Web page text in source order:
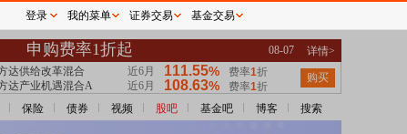
保险 债券 视频 股吧 基金吧 博客 搜索
登录 我的菜单 证券交易 基金交易